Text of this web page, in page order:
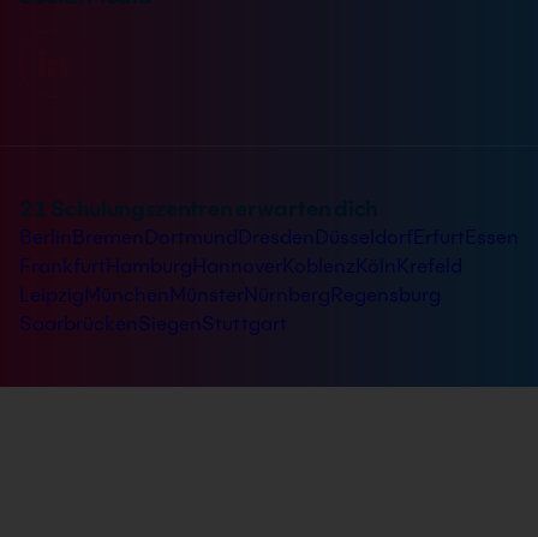
21 Schulungszentren erwarten dich
Berlin Bremen Dortmund ErfurtEssen
FrankfurtHamburgHannover
Krefeld
LeipzigMünchen Münster
SaarbrückenSiegen Stuttgart